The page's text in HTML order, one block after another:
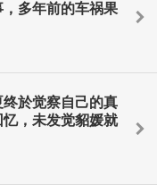
多年前的车祸果
终於觉察自己的真
，未发觉貂媛就